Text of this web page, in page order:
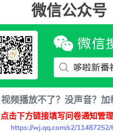
微信公众号
视频播放不了？没声音？加
点击下方链接填写问卷通知管
https://wj.qq.com/s2/